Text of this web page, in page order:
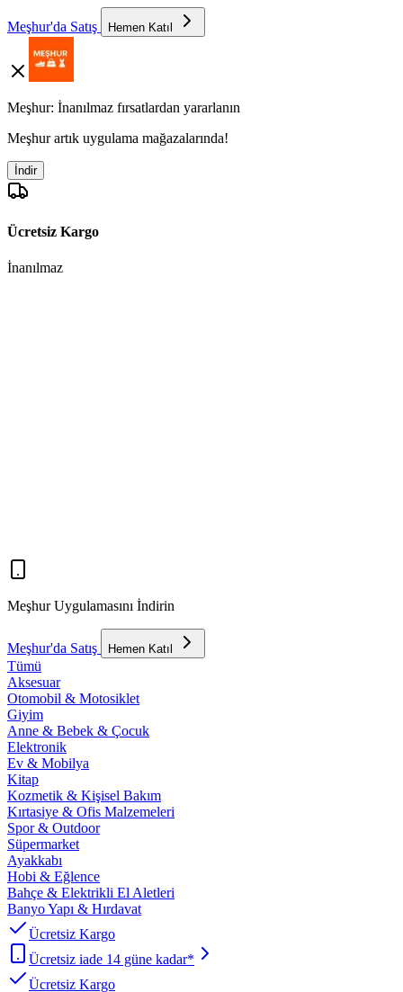
Meşhur'da Satış Hemen Katıl
Meşhur: İnanılmaz fırsatlardan yararlanın
Meşhur artık uygulama mağazalarında!
İndir
Ücretsiz Kargo
İnanılmaz
Meşhur Uygulamasını İndirin
Meşhur'da Satış Hemen Katıl
Tümü
Aksesuar
Otomobil & Motosiklet
Giyim
Anne & Bebek & Çocuk
Elektronik
Ev & Mobilya
Kitap
Kozmetik & Kişisel Bakım
Kırtasiye & Ofis Malzemeleri
Spor & Outdoor
Süpermarket
Ayakkabı
Hobi & Eğlence
Bahçe & Elektrikli El Aletleri
Banyo Yapı & Hırdavat
Ücretsiz Kargo
Ücretsiz iade 14 güne kadar*
Ücretsiz Kargo